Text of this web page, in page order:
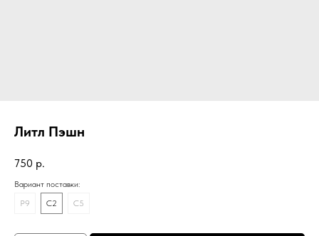
Литл Пэшн
750 р.
Вариант поставки:
P9
C2 C5